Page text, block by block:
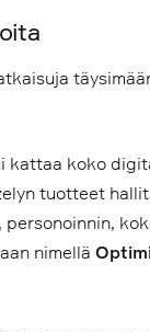
kattaa koko
tuotteet
nimellä